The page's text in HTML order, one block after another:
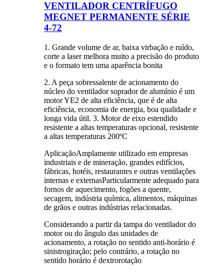
VENTILADOR CENTRÍFUGO
MEGNET PERMANENTE SÉRIE
4-72
1. Grande volume de ar, baixa virbação e ruído,
corte a laser melhora muito a precisão do produto
e o formato tem uma aparência bonita
2. A peça sobressalente de acionamento do
núcleo do ventilador soprador de alumínio é um
motor YE2 de alta eficiência, que é de alta
eficiência, economia de energia, boa qualidade e
longa vida útil. 3. Motor de eixo estendido
resistente a altas temperaturas opcional, resistente
a altas temperaturas 200ºC
AplicaçãoAmplamente utilizado em empresas
industriais e de mineração, grandes edifícios,
fábricas, hotéis, restaurantes e outras ventilações
internas e externasParticularmente adequado para
fornos de aquecimento, fogões a quente,
secagem, indústria química, alimentos, máquinas
de grãos e outras indústrias relacionadas.
Considerando a partir da tampa do ventilador do
motor ou do ângulo das unidades de
acionamento, a rotação no sentido anti-horário é
sinistrogiração; pelo contrário, a rotação no
sentido horário é dextrorotação